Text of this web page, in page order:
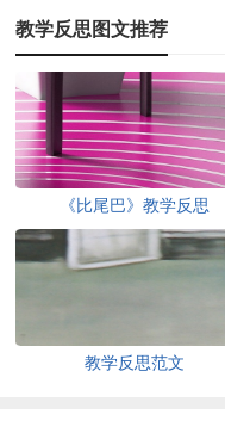
教学反思图文推荐
《比尾巴》教学反思
教学反思范文